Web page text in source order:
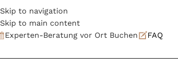
Skip to navigation
Skip to main content
Experten-Beratung vor Ort Buchen
FAQ